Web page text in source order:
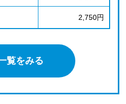
2,750円
覧をみる